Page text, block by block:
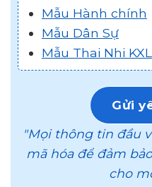
Mẫu Hành chính
Mẫu Dân Sự
Mẫu Thai Nhi KXL
Gửi
"Mọi thông tin đầu
mã hóa để đảm
cho